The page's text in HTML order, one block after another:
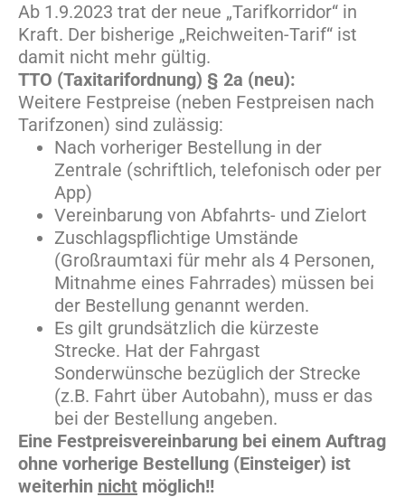
Ab 1.9.2023 trat der neue „Tarifkorridor“ in
Kraft. Der bisherige „Reichweiten-Tarif“ ist
damit nicht mehr gültig.
TTO (Taxitarifordnung) § 2a (neu):
Weitere Festpreise (neben Festpreisen nach
Tarifzonen) sind zulässig:
Nach vorheriger Bestellung in der
Zentrale (schriftlich, telefonisch oder per
App)
Vereinbarung von Abfahrts- und Zielort
Zuschlagspflichtige Umstände
(Großraumtaxi für mehr als 4 Personen,
Mitnahme eines Fahrrades) müssen bei
der Bestellung genannt werden.
Es gilt grundsätzlich die kürzeste
Strecke. Hat der Fahrgast
Sonderwünsche bezüglich der Strecke
(z.B. Fahrt über Autobahn), muss er das
bei der Bestellung angeben.
Eine Festpreisvereinbarung bei einem Auftrag
ohne vorherige Bestellung (Einsteiger) ist
weiterhin nicht möglich!!